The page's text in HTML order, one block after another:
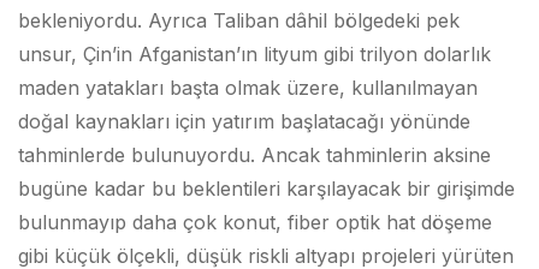
bekleniyordu. Ayrıca Taliban dâhil bölgedeki pek
unsur, Çin’in Afganistan’ın lityum gibi trilyon dolarlık
maden yatakları başta olmak üzere, kullanılmayan
doğal kaynakları için yatırım başlatacağı yönünde
tahminlerde bulunuyordu. Ancak tahminlerin aksine
bugüne kadar bu beklentileri karşılayacak bir girişimde
bulunmayıp daha çok konut, fiber optik hat döşeme
gibi küçük ölçekli, düşük riskli altyapı projeleri yürüten